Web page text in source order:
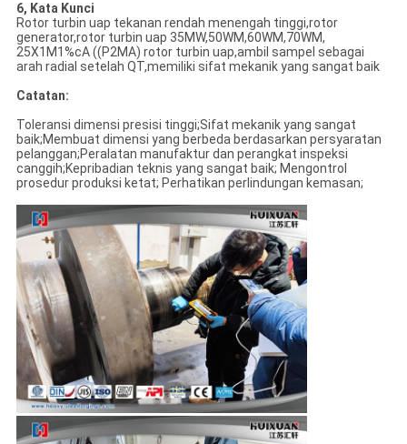
6, Kata Kunci
Rotor turbin uap tekanan rendah menengah tinggi,rotor
generator,rotor turbin uap 35MW,50WM,60WM,70WM,
25X1M1%cA ((P2MA) rotor turbin uap,ambil sampel sebagai
arah radial setelah QT,memiliki sifat mekanik yang sangat baik
Catatan:
Toleransi dimensi presisi tinggi;Sifat mekanik yang sangat
baik;Membuat dimensi yang berbeda berdasarkan persyaratan
pelanggan;Peralatan manufaktur dan perangkat inspeksi
canggih;Kepribadian teknis yang sangat baik; Mengontrol
prosedur produksi ketat; Perhatikan perlindungan kemasan;